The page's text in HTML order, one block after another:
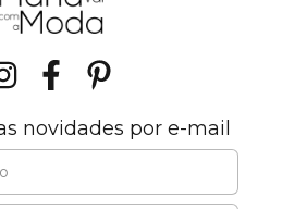
novidades por e-mail